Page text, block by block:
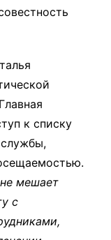
к списку
мешает
с